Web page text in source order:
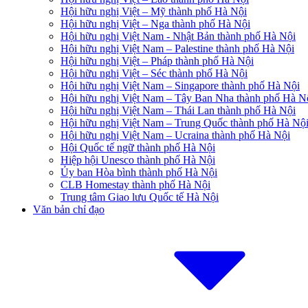
Hội hữu nghị Việt – Mỹ thành phố Hà Nội
Hội hữu nghị Việt – Nga thành phố Hà Nội
Hội hữu nghị Việt Nam - Nhật Bản thành phố Hà Nội
Hội hữu nghị Việt Nam – Palestine thành phố Hà Nội
Hội hữu nghị Việt – Pháp thành phố Hà Nội
Hội hữu nghị Việt – Séc thành phố Hà Nội
Hội hữu nghị Việt Nam – Singapore thành phố Hà Nội
Hội hữu nghị Việt Nam – Tây Ban Nha thành phố Hà
Hội hữu nghị Việt Nam – Thái Lan thành phố Hà Nội
Hội hữu nghị Việt Nam – Trung Quốc thành phố Hà Nội
Hội hữu nghị Việt Nam – Ucraina thành phố Hà Nội
Hội Quốc tế ngữ thành phố Hà Nội
Hiệp hội Unesco thành phố Hà Nội
Ủy ban Hòa bình thành phố Hà Nội
CLB Homestay thành phố Hà Nội
Trung tâm Giao lưu Quốc tế Hà Nội
Văn bản chỉ đạo